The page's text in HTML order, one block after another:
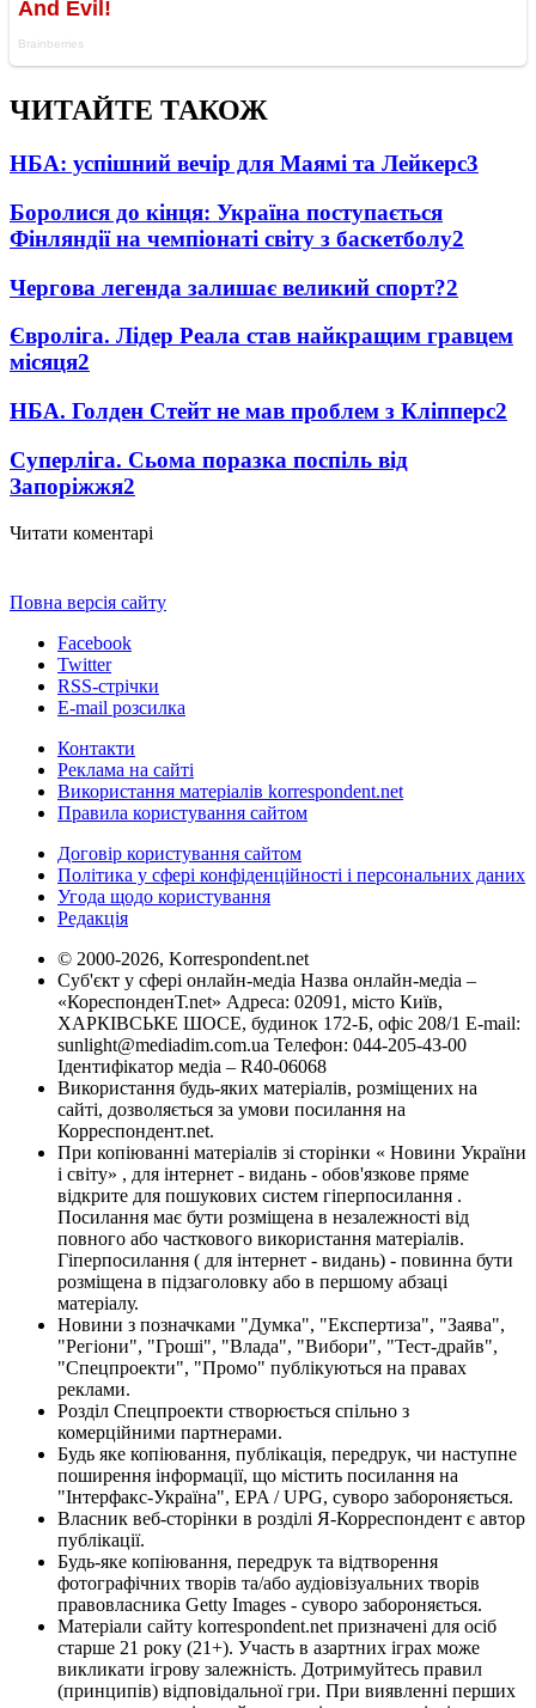
ЧИТАЙТЕ ТАКОЖ
НБА: успішний вечір для Маямі та Лейкерс3
Боролися до кінця: Україна поступається
Фінляндії на чемпіонаті світу з баскетболу2
Чергова легенда залишає великий спорт?2
Євроліга. Лідер Реала став найкращим гравцем
місяця2
НБА. Голден Стейт не мав проблем з Кліпперс2
Суперліга. Сьома поразка поспіль від
Запоріжжя2
Читати коментарі
Повна версія сайту
Facebook
Twitter
RSS-стрічки
E-mail розсилка
Контакти
Реклама на сайті
Використання матеріалів korrespondent.net
Правила користування сайтом
Договір користування сайтом
Політика у сфері конфіденційності і персональних даних
Угода щодо користування
Редакція
© 2000-2026, Korrespondent.net
Суб'єкт у сфері онлайн-медіа Назва онлайн-медіа –
«КореспонденТ.net» Адреса: 02091, місто Київ,
ХАРКІВСЬКЕ ШОСЕ, будинок 172-Б, офіс 208/1 E-mail:
sunlight@mediadim.com.ua Телефон: 044-205-43-00
Ідентифікатор медіа – R40-06068
Використання будь-яких матеріалів, розміщених на
сайті, дозволяється за умови посилання на
Корреспондент.net.
При копіюванні матеріалів зі сторінки « Новини України
і світу» , для інтернет - видань - обов'язкове пряме
відкрите для пошукових систем гіперпосилання .
Посилання має бути розміщена в незалежності від
повного або часткового використання матеріалів.
Гіперпосилання ( для інтернет - видань) - повинна бути
розміщена в підзаголовку або в першому абзаці
матеріалу.
Новини з позначками "Думка", "Експертиза", "Заява",
"Регіони", "Гроші", "Влада", "Вибори", "Тест-драйв",
"Спецпроекти", "Промо" публікуються на правах
реклами.
Розділ Спецпроекти створюється спільно з
комерційними партнерами.
Будь яке копіювання, публікація, передрук, чи наступне
поширення інформації, що містить посилання на
"Інтерфакс-Україна", EPA / UPG, суворо забороняється.
Власник веб-сторінки в розділі Я-Корреспондент є автор
публікації.
Будь-яке копіювання, передрук та відтворення
фотографічних творів та/або аудіовізуальних творів
правовласника Getty Images - суворо забороняється.
Матеріали сайту korrespondent.net призначені для осіб
старше 21 року (21+). Участь в азартних іграх може
викликати ігрову залежність. Дотримуйтесь правил
(принципів) відповідальної гри. При виявленні перших